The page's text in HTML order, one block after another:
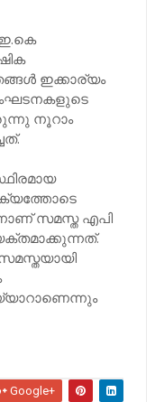
ഇക്കാര്യം
നൂറാം
സമസ്ത എപി
Google+